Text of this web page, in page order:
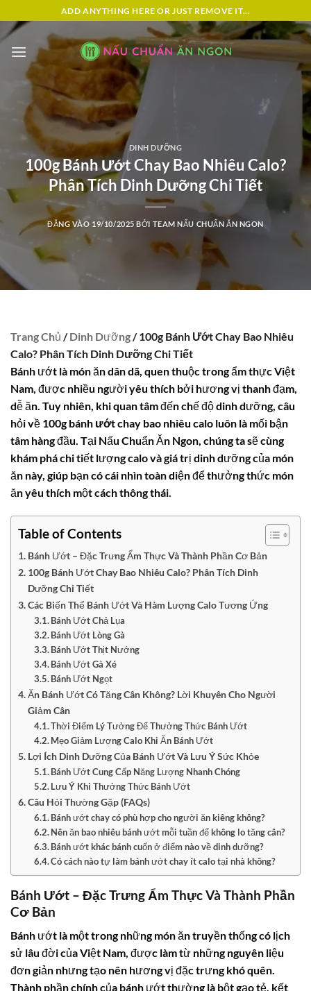
qua
nội
dung
ADD ANYTHING HERE OR JUST REMOVE IT...
DINH DƯỠNG
100g Bánh Ướt Chay Bao Nhiêu Calo?
Phân Tích Dinh Dưỡng Chi Tiết
ĐĂNG VÀO 19/10/2025 BỞI TEAM NẤU CHUẨN ĂN NGON
Trang Chủ /Dinh Dưỡng/ 100g Bánh Ướt Chay Bao Nhiêu
Calo? Phân Tích Dinh Dưỡng Chi Tiết
Bánh ướt là món ăn dân dã, quen thuộc trong ẩm thực Việt
Nam, được nhiều người yêu thích bởi hương vị thanh đạm,
dễ ăn. Tuy nhiên, khi quan tâm đến chế độ dinh dưỡng, câu
hỏi về 100g bánh ướt chay bao nhiêu calo luôn là mối bận
tâm hàng đầu. Tại Nấu Chuẩn Ăn Ngon, chúng ta sẽ cùng
khám phá chi tiết lượng calo và giá trị dinh dưỡng của món
ăn này, giúp bạn có cái nhìn toàn diện để thưởng thức món
ăn yêu thích một cách thông thái.
Table of Contents
Bánh Ướt – Đặc Trưng Ẩm Thực Và Thành Phần Cơ Bản
100g Bánh Ướt Chay Bao Nhiêu Calo? Phân Tích Dinh
Dưỡng Chi Tiết
Các Biến Thể Bánh Ướt Và Hàm Lượng Calo Tương Ứng
Bánh Ướt Chả Lụa
Bánh Ướt Lòng Gà
Bánh Ướt Thịt Nướng
Bánh Ướt Gà Xé
Bánh Ướt Ngọt
Ăn Bánh Ướt Có Tăng Cân Không? Lời Khuyên Cho Người
Giảm Cân
Thời Điểm Lý Tưởng Để Thưởng Thức Bánh Ướt
Mẹo Giảm Lượng Calo Khi Ăn Bánh Ướt
Lợi Ích Dinh Dưỡng Của Bánh Ướt Và Lưu Ý Sức Khỏe
Bánh Ướt Cung Cấp Năng Lượng Nhanh Chóng
Lưu Ý Khi Thưởng Thức Bánh Ướt
Câu Hỏi Thường Gặp (FAQs)
Bánh ướt chay có phù hợp cho người ăn kiêng không?
Nên ăn bao nhiêu bánh ướt mỗi tuần để không lo tăng cân?
Bánh ướt khác bánh cuốn ở điểm nào về dinh dưỡng?
Có cách nào tự làm bánh ướt chay ít calo tại nhà không?
Bánh Ướt – Đặc Trưng Ẩm Thực Và Thành Phần
Cơ Bản
Bánh ướt là một trong những món ăn truyền thống có lịch
sử lâu đời của Việt Nam, được làm từ những nguyên liệu
đơn giản nhưng tạo nên hương vị đặc trưng khó quên.
Thành phần chính của bánh ướt thường là bột gạo tẻ, kết